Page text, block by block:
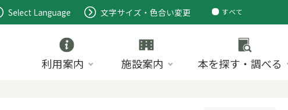
Select Language 文字サイズ・色合い変更
すべて
ページ
利用案内 施設案内 本を探す・調べる